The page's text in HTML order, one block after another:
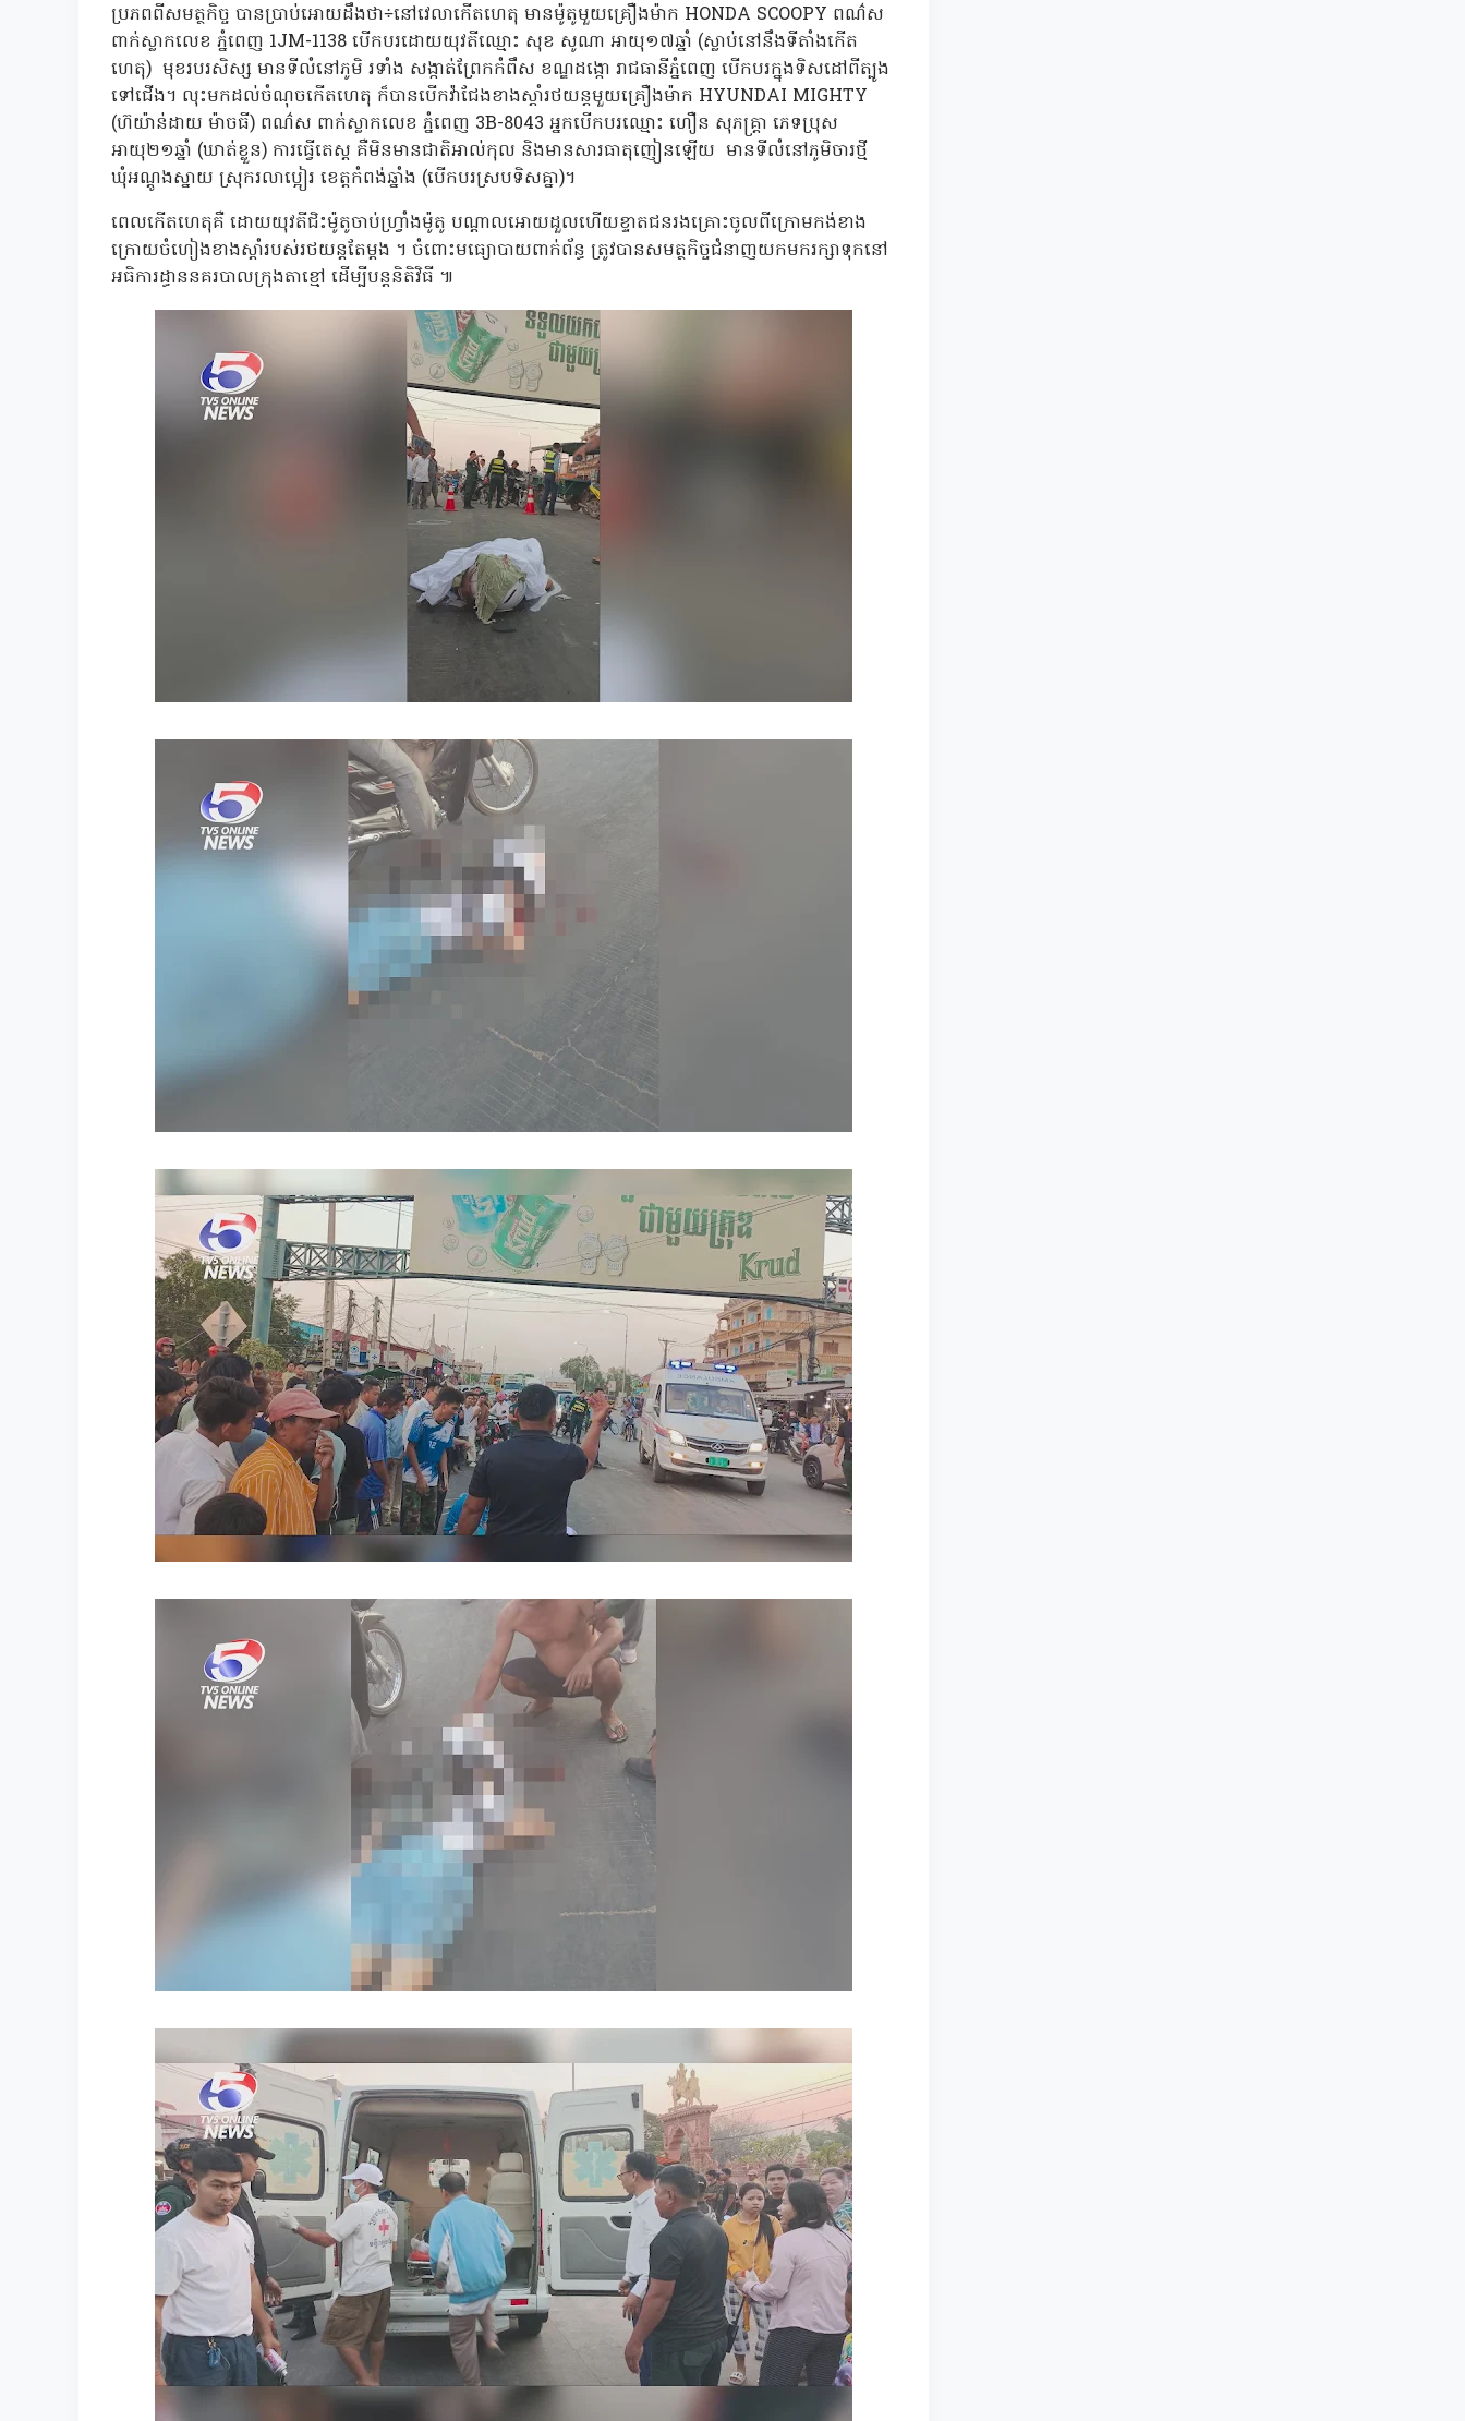
ប្រភពពីសមត្ថកិច្ច បានប្រាប់អោយដឹងថា÷នៅវេលាកើតហេតុ មានម៉ូតូមួយគ្រឿងម៉ាក HONDA SCOOPY ពណ៌ស
ពាក់ស្លាកលេខ ភ្នំពេញ 1JM-1138 បើកបរដោយយុវតីឈ្មោះ សុខ សូណា អាយុ១៧ឆ្នាំ (ស្លាប់នៅនឹងទីតាំងកើត
ហេតុ) មុខរបរសិស្ស មានទីលំនៅភូមិ រទាំង សង្កាត់ព្រែកកំពឹស ខណ្ឌដង្កោ រាជធានីភ្នំពេញ បើកបរក្នុងទិសដៅពីត្បូង
ទៅជើង។ លុះមកដល់ចំណុចកើតហេតុ ក៏បានបើកវ៉ាជែងខាងស្តាំរថយន្តមួយគ្រឿងម៉ាក HYUNDAI MIGHTY
(ហ៊យ៉ាន់ដាយ ម៉ាចធី) ពណ៌ស ពាក់ស្លាកលេខ ភ្នំពេញ 3B-8043 អ្នកបើកបរឈ្មោះ ហឿន សុភគ្រ្តា ភេទប្រុស
អាយុ២១ឆ្នាំ (ឃាត់ខ្លួន) ការធ្វើតេស្ត គឺមិនមានជាតិអាល់កុល និងមានសារធាតុញៀនឡើយ មានទីលំនៅភូមិចារថ្មី
ឃុំអណ្តូងស្នាយ ស្រុករលាប្អៀរ ខេត្តកំពង់ឆ្នាំង (បើកបរស្របទិសគ្នា)។
ពេលកើតហេតុគឺ ដោយយុវតីជិះម៉ូតូចាប់ហ្វ្រាំងម៉ូតូ បណ្តាលអោយដួលហើយខ្ទាតជនរងគ្រោះចូលពីក្រោមកង់ខាង
ក្រោយចំហៀងខាងស្តាំរបស់រថយន្តតែម្តង ។ ចំពោះមធ្យោបាយពាក់ព័ន្ធ ត្រូវបានសមត្ថកិច្ចជំនាញយកមករក្សាទុកនៅ
អធិការដ្ធាននគរបាលក្រុងតាខ្មៅ ដើម្បីបន្តនិតិវិធី ៕